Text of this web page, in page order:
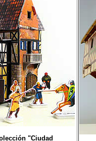
"Ciudad